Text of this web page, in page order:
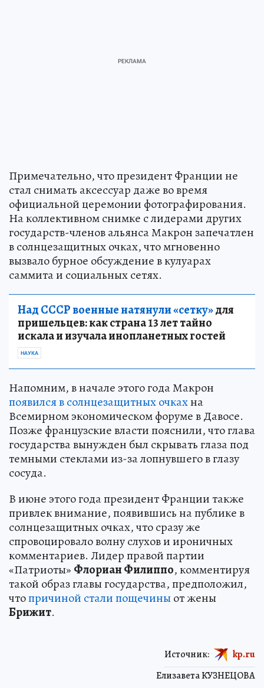
Примечательно, что президент Франции не
стал снимать аксессуар даже во время
официальной церемонии фотографирования.
На коллективном снимке с лидерами других
государств-членов альянса Макрон запечатлен
в солнцезащитных очках, что мгновенно
вызвало бурное обсуждение в кулуарах
саммита и социальных сетях.
Над СССР военные натянули «сетку»для
пришельцев: как страна 13 лет тайно
искала и изучала инопланетных гостей
НАУКА
Напомним, в начале этого года Макрон
появился в солнцезащитных очкахна
Всемирном экономическом форуме в Давосе.
Позже французские власти пояснили, что глава
государства вынужден был скрывать глаза под
темными стеклами из-за лопнувшего в глазу
сосуда.
В июне этого года президент Франции также
привлек внимание, появившись на публике в
солнцезащитных очках, что сразу же
спровоцировало волну слухов и ироничных
комментариев. Лидер правой партии
«Патриоты» Флориан Филиппо, комментируя
такой образ главы государства, предположил,
чтопричиной стали пощечины от жены
Брижит.
Елизавета КУЗНЕЦОВА
Источник: kp.ru